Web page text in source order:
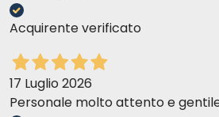
Acquirente verificato
17 Luglio 2026
Personale molto attento e